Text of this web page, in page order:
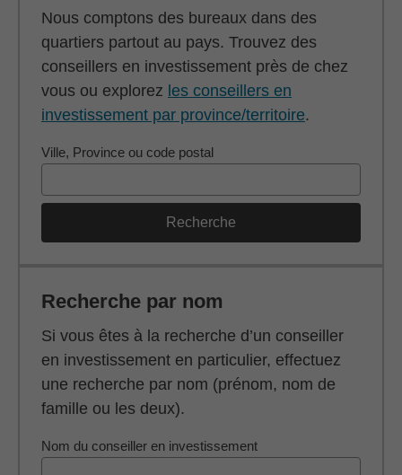
Nous comptons des bureaux dans des
quartiers partout au pays. Trouvez des
conseillers en investissement près de chez
vous ou explorez les conseillers en
investissement par province/territoire.
Ville, Province ou code postal
Recherche
Recherche par nom
Si vous êtes à la recherche d’un conseiller
en investissement en particulier, effectuez
une recherche par nom (prénom, nom de
famille ou les deux).
Nom du conseiller en investissement